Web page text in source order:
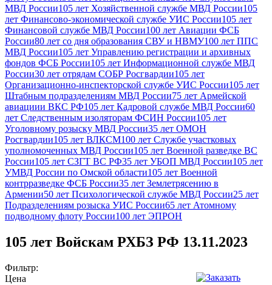
МВД России105 лет Хозяйственной службе МВД России105
лет Финансово-экономической службе УИС России105 лет
Финансовой службе МВД России100 лет Авиации ФСБ
России80 лет со дня образования СВУ и НВМУ100 лет ППС
МВД России105 лет Управлению регистрации и архивных
фондов ФСБ России105 лет Информационной службе МВД
России30 лет отрядам СОБР Росгвардии105 лет
Организационно-инспекторской службе УИС России105 лет
Штабным подразделениям МВД России75 лет Армейской
авиациии ВКС РФ105 лет Кадровой службе МВД России60
лет Следственным изоляторам ФСИН России105 лет
Уголовному розыску МВД России35 лет ОМОН
Росгвардии105 лет ВЛКСМ100 лет Службе участковых
уполномоченных МВД России105 лет Военной разведке ВС
России105 лет СЗГТ ВС РФ35 лет УБОП МВД России105 лет
УМВД России по Омской области105 лет Военной
контрразведке ФСБ России35 лет Землетрясению в
Армении50 лет Психологической службе МВД России25 лет
Подразделениям розыска УИС России65 лет Атомному
подводному флоту России100 лет ЭПРОН
105 лет Войскам РХБЗ РФ 13.11.2023
Фильтр:
Цена